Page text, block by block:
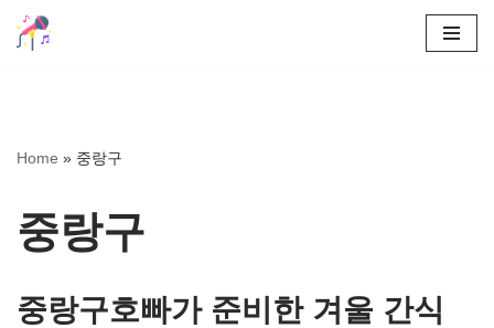
로
너
뛰
Home » 중랑구
중랑구
중랑구호빠가 준비한 겨울 간식